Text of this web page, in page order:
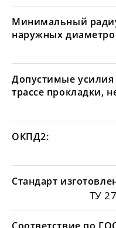
Минимальный
наружных
Допустимые
трассе прокладки,
ОКПД2:
Стандарт
ТУ